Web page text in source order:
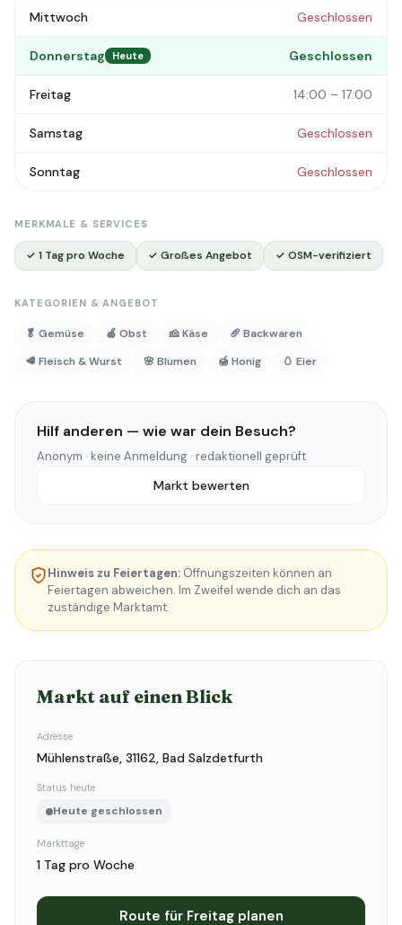
Mittwoch Geschlossen
Donnerstag Heute Geschlossen
Freitag 14:00 – 17:00
Samstag Geschlossen
Sonntag Geschlossen
MERKMALE & SERVICES
✓ 1 Tag pro Woche ✓ Großes Angebot ✓ OSM-verifiziert
KATEGORIEN & ANGEBOT
🥬 Gemüse 🍎 Obst 🧀 Käse
🥖 Backwaren
🥩 Fleisch & Wurst
🌸 Blumen 🍯 Honig 🥚 Eier
Hilf anderen — wie war dein Besuch?
Anonym · keine Anmeldung · redaktionell geprüft
Markt bewerten
Hinweis zu Feiertagen: Öffnungszeiten können an
Feiertagen abweichen. Im Zweifel wende dich an das
zuständige Marktamt.
Markt auf einen Blick
Adresse
Mühlenstraße, 31162, Bad Salzdetfurth
Status heute
Heute geschlossen
Markttage
1 Tag pro Woche
Route für Freitag planen